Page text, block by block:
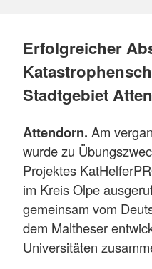
Erfolgreicher
Stadtgebiet
Attendorn. Am
wurde zu
Projektes
im Kreis Olpe
gemeinsam vom
dem Maltheser
Universitäten